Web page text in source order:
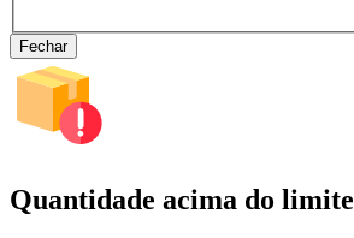
Fechar
Quantidade acima do limite